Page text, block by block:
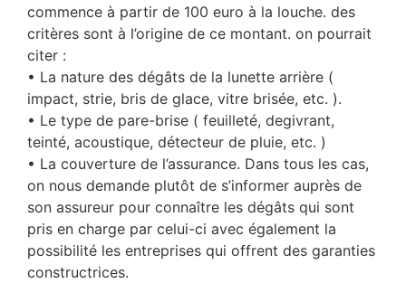
commence à partir de 100 euro à la louche. des
critères sont à l’origine de ce montant. on pourrait
citer :
• La nature des dégâts de la lunette arrière (
impact, strie, bris de glace, vitre brisée, etc. ).
• Le type de pare-brise ( feuilleté, degivrant,
teinté, acoustique, détecteur de pluie, etc. )
• La couverture de l’assurance. Dans tous les cas,
on nous demande plutôt de s’informer auprès de
son assureur pour connaître les dégâts qui sont
pris en charge par celui-ci avec également la
possibilité les entreprises qui offrent des garanties
constructrices.